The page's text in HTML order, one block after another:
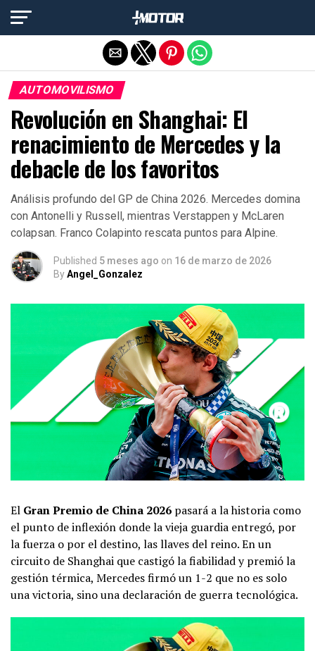
AUTOMOVILISMO
Revolución en Shanghai: El
renacimiento de Mercedes y la
debacle de los favoritos
Análisis profundo del GP de China 2026. Mercedes domina
con Antonelli y Russell, mientras Verstappen y McLaren
colapsan. Franco Colapinto rescata puntos para Alpine.
Published 5 meses ago on 16 de marzo de 2026
ByAngel_Gonzalez
El Gran Premio de China 2026 pasará a la historia como
el punto de inflexión donde la vieja guardia entregó, por
la fuerza o por el destino, las llaves del reino. En un
circuito de Shanghai que castigó la fiabilidad y premió la
gestión térmica, Mercedes firmó un 1-2 que no es solo
una victoria, sino una declaración de guerra tecnológica.
Salir de la versión móvil